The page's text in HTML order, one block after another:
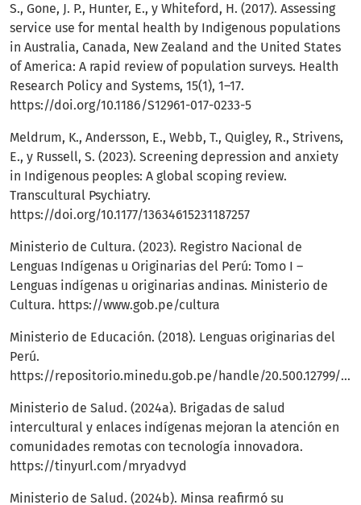
S., Gone, J. P., Hunter, E., y Whiteford, H. (2017). Assessing
service use for mental health by Indigenous populations
in Australia, Canada, New Zealand and the United States
of America: A rapid review of population surveys. Health
Research Policy and Systems, 15(1), 1–17.
https://doi.org/10.1186/S12961-017-0233-5
Meldrum, K., Andersson, E., Webb, T., Quigley, R., Strivens,
E., y Russell, S. (2023). Screening depression and anxiety
in Indigenous peoples: A global scoping review.
Transcultural Psychiatry.
https://doi.org/10.1177/13634615231187257
Ministerio de Cultura. (2023). Registro Nacional de
Lenguas Indígenas u Originarias del Perú: Tomo I –
Lenguas indígenas u originarias andinas. Ministerio de
Cultura. https://www.gob.pe/cultura
Ministerio de Educación. (2018). Lenguas originarias del
Perú.
https://repositorio.minedu.gob.pe/handle/20.500.12799/6261
Ministerio de Salud. (2024a). Brigadas de salud
intercultural y enlaces indígenas mejoran la atención en
comunidades remotas con tecnología innovadora.
https://tinyurl.com/mryadvyd
Ministerio de Salud. (2024b). Minsa reafirmó su